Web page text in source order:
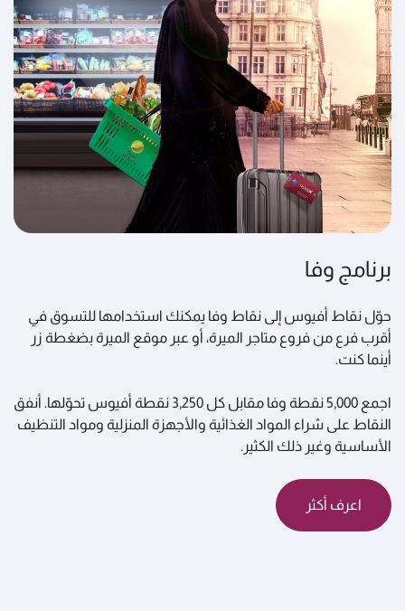
برنامج وفا
حوّل نقاط أفيوس إلى نقاط وفا يمكنك استخدامها للتسوق في
أقرب فرع من فروع متاجر الميرة، أو عبر موقع الميرة بضغطة زر
أينما كنت.
اجمع 5,000 نقطة وفا مقابل كل 3,250 نقطة أفيوس تحوّلها. أنفق
النقاط على شراء المواد الغذائية والأجهزة المنزلية ومواد التنظيف
الأساسية وغير ذلك الكثير.
اعرف أكثر